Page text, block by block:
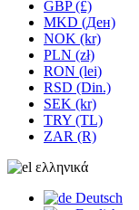
GBP (£)
MKD (Ден)
NOK (kr)
PLN (zł)
RON (lei)
RSD (Din.)
SEK (kr)
TRY (TL)
ZAR (R)
ελληνικά
Deutsch